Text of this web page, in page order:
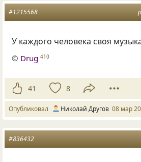
#1215568
У каждого человека своя
© Drug 410
41 8
Опубликовал Николай Другов 08 мар
#836432